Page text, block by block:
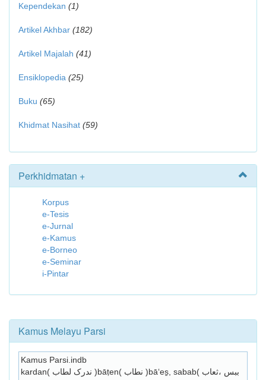
Kependekan (1)
Artikel Akhbar (182)
Artikel Majalah (41)
Ensiklopedia (25)
Buku (65)
Khidmat Nasihat (59)
Perkhidmatan +
Korpus
e-Tesis
e-Jurnal
e-Kamus
e-Borneo
e-Seminar
i-Pintar
Kamus Melayu Parsi
Kamus Parsi.indb
kardan( ندرک لطاب )bāṭen( نطاب )bā‘es̱, sabab( ببس ،ثعاب